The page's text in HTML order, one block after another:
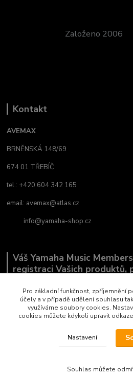
Založeno 2006
Kontakt
AVEMAX
BRNĚNSKÁ 148/69
674 01 TŘEBÍČ
tel.: +420 604 342 165
email: avemax@atlas.cz
info@yamaha-shop.cz
Váš Yamaha Music
registraci Vašich produktů,
co Vás zajímá.
Copyright by
Pro základní funkčnost, zpříjemnění
účely a v případě udělení souhlasu
využíváme soubory cookies.
cookies můžete kdykoli upravit
Nastavení
Souhlas můžete